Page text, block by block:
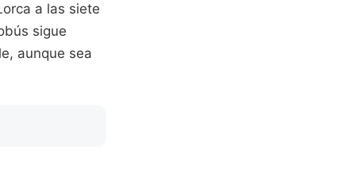
a las siete
sigue
aunque sea